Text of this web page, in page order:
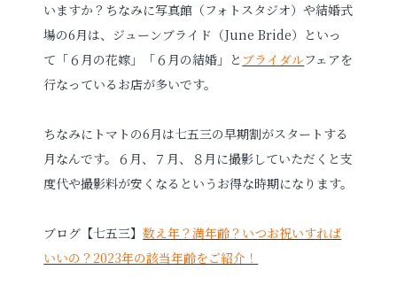
証明写真 シニア・還暦写真
見学予約
撮影予約
いますか？ちなみに写真館（フォトスタジオ）や結婚式
場の6月は、ジューンブライド（June Bride）といっ
て「６月の花嫁」「６月の結婚」と ブライダルフェアを
行なっているお店が多いです。
ちなみにトマトの6月は七五三の早期割がスタートする
月なんです。６月、７月、８月に撮影していただくと支
度代や撮影料が安くなるというお得な時期になります。
ブログ【七五三】数え年？満年齢？いつお祝いすれば
いいの？2023年の該当年齢をご紹介！